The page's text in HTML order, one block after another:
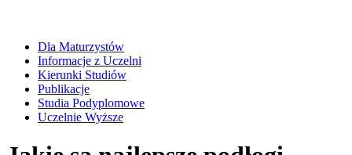
Dla Maturzystów
Informacje z Uczelni
Kierunki Studiów
Publikacje
Studia Podyplomowe
Uczelnie Wyższe